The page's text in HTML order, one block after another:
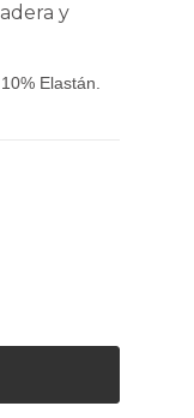
y
Elastán.